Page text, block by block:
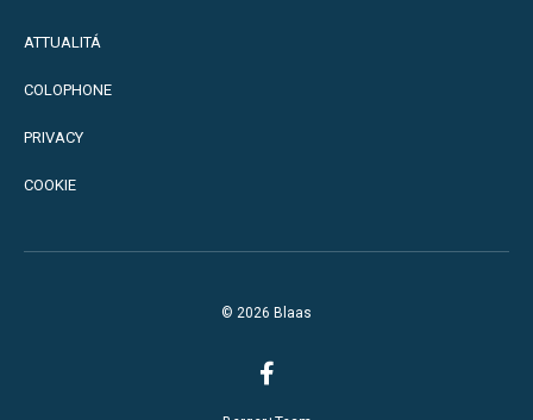
ATTUALITÁ
COLOPHONE
PRIVACY
COOKIE
© 2026 Blaas